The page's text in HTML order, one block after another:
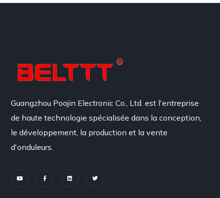
Guangzhou Poojin Electronic Co., Ltd. est l'entreprise
de haute technologie spécialisée dans la conception,
le développement, la production et la vente
d'onduleurs.